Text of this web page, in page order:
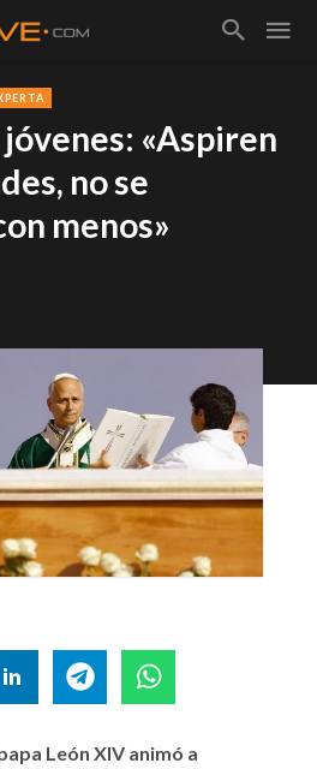
jóvenes: «Aspiren
no se
menos»
León XIV animó a